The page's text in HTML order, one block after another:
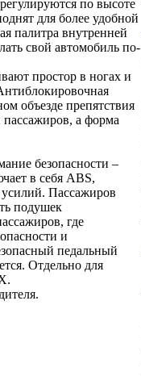
по высоте
для более удобной
палитра внутренней
свой автомобиль по-
простор в ногах и
объезде препятствия
а форма
безопасности –
в себя ABS,
Пассажиров
подушек
где
и
педальный
Отдельно для